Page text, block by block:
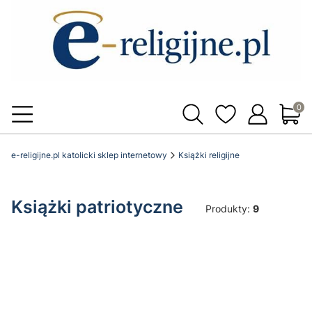
e-religijne.pl katolicki sklep internetowy Książki religijne
Książki patriotyczne Produkty: 9